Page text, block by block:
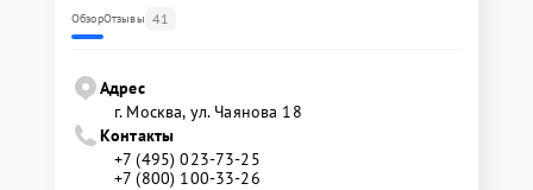
ОбзорОтзывы 41
Адрес
г. Москва, ул. Чаянова 18
Контакты
+7 (495) 023-73-25
+7 (800) 100-33-26